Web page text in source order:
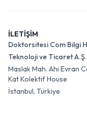
İLETİŞİM
Doktorsitesi Com Bilgi
Teknoloji ve Ticaret A.Ş.
Maslak Mah. Ahi Evran
Kat Kolektif House
İstanbul, Türkiye